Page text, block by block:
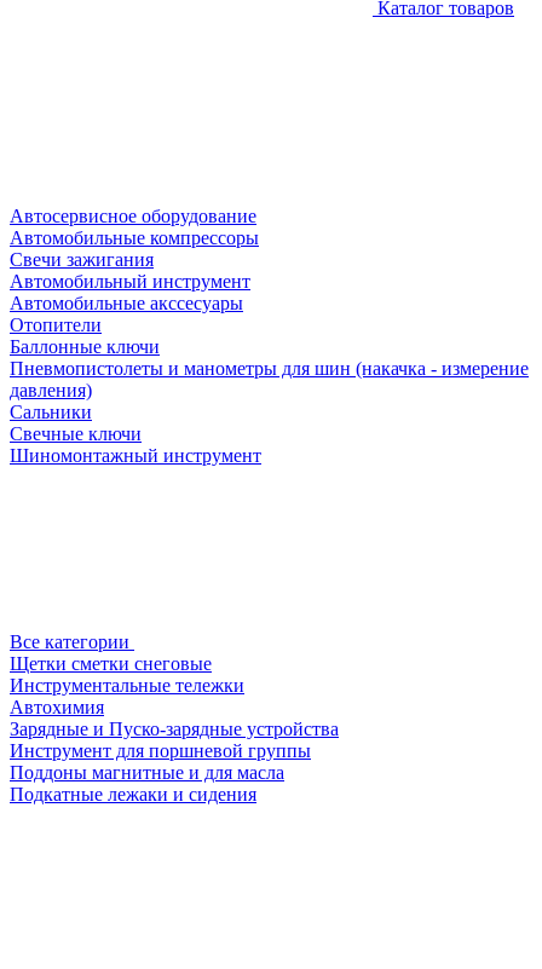
Каталог товаров
Автосервисное оборудование
Автомобильные компрессоры
Свечи зажигания
Автомобильный инструмент
Автомобильные акссесуары
Отопители
Баллонные ключи
Пневмопистолеты и манометры для шин (накачка - измерение
давления)
Сальники
Свечные ключи
Шиномонтажный инструмент
Все категории
Щетки сметки снеговые
Инструментальные тележки
Автохимия
Зарядные и Пуско-зарядные устройства
Инструмент для поршневой группы
Поддоны магнитные и для масла
Подкатные лежаки и сидения